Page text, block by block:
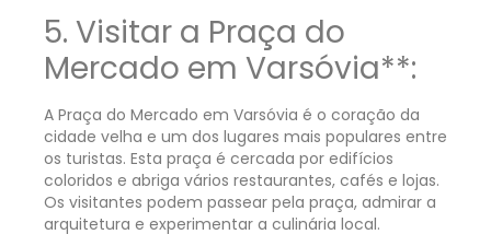
5. Visitar a Praça do
Mercado em Varsóvia**:
A Praça do Mercado em Varsóvia é o coração da
cidade velha e um dos lugares mais populares entre
os turistas. Esta praça é cercada por edifícios
coloridos e abriga vários restaurantes, cafés e lojas.
Os visitantes podem passear pela praça, admirar a
arquitetura e experimentar a culinária local.